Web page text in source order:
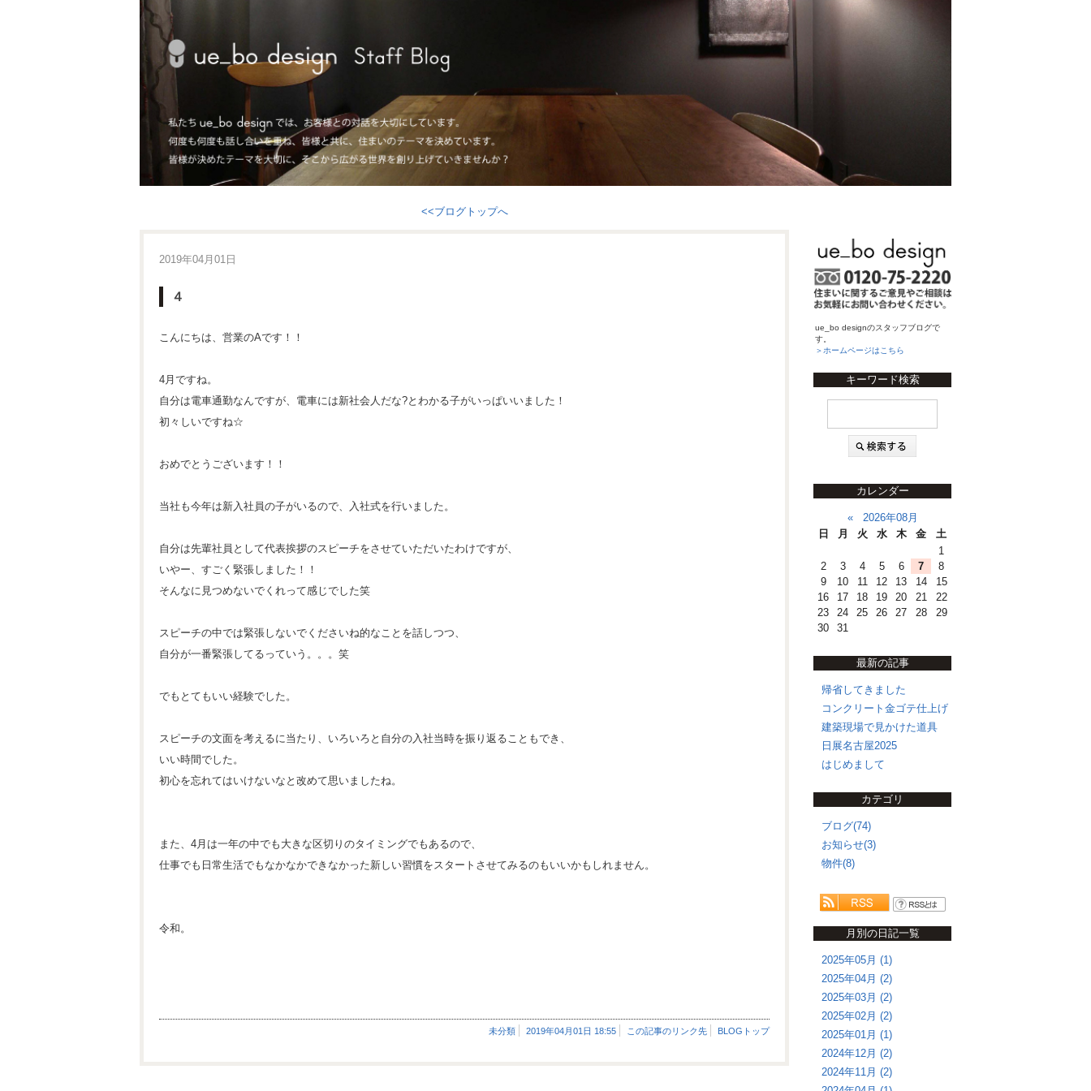
<<ブログトップへ
2019年04月01日
４
こんにちは、営業のAです！！
4月ですね。
自分は電車通勤なんですが、電車には新社会人だな?とわかる子がいっぱいいました！
初々しいですね☆
おめでとうございます！！
当社も今年は新入社員の子がいるので、入社式を行いました。
自分は先輩社員として代表挨拶のスピーチをさせていただいたわけですが、
いやー、すごく緊張しました！！
そんなに見つめないでくれって感じでした笑
スピーチの中では緊張しないでくださいね的なことを話しつつ、
自分が一番緊張してるっていう。。。笑
でもとてもいい経験でした。
スピーチの文面を考えるに当たり、いろいろと自分の入社当時を振り返ることもでき、
いい時間でした。
初心を忘れてはいけないなと改めて思いましたね。
また、4月は一年の中でも大きな区切りのタイミングでもあるので、
仕事でも日常生活でもなかなかできなかった新しい習慣をスタートさせてみるのもいいかもしれません。
令和。
未分類 2019年04月01日 18:55 この記事のリンク先 BLOGトップ
ue_bo designのスタッフブログで
す。
＞ホームページはこちら
キーワード検索
カレンダー
«
2026年08月
日
月 火 水 木 金
土
1
2
3 4 5 6 7
8
9
10 11 12 13 14
15
16
17 18 19 20 21
22
23
24 25 26 27 28
29
30
31
最新の記事
帰省してきました
コンクリート金ゴテ仕上げ
建築現場で見かけた道具
日展名古屋2025
はじめまして
カテゴリ
ブログ(74)
お知らせ(3)
物件(8)
月別の日記一覧
2025年05月 (1)
2025年04月 (2)
2025年03月 (2)
2025年02月 (2)
2025年01月 (1)
2024年12月 (2)
2024年11月 (2)